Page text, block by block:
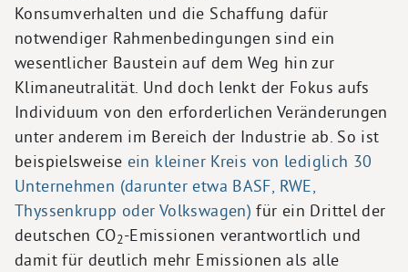
Konsumverhalten und die Schaffung dafür
notwendiger Rahmenbedingungen sind ein
wesentlicher Baustein auf dem Weg hin zur
Klimaneutralität. Und doch lenkt der Fokus aufs
Individuum von den erforderlichen Veränderungen
unter anderem im Bereich der Industrie ab. So ist
beispielsweise ein kleiner Kreis von lediglich 30
Unternehmen (darunter etwa BASF, RWE,
Thyssenkrupp oder Volkswagen) für ein Drittel der
deutschen CO2-Emissionen verantwortlich und
damit für deutlich mehr Emissionen als alle